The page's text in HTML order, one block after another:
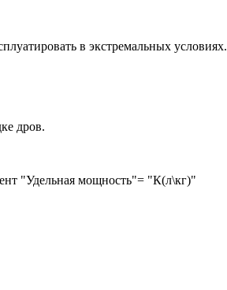
в экстремальных условиях.
дров.
"Удельная мощность"= "К(л\кг)"